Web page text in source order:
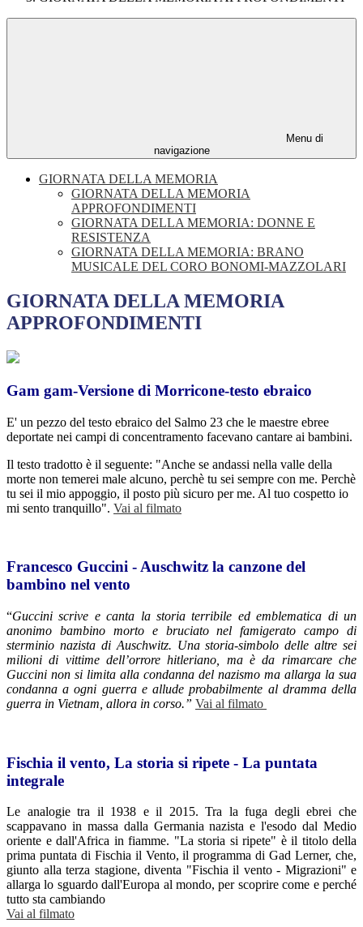
Menu di
navigazione
GIORNATA DELLA MEMORIA
GIORNATA DELLA MEMORIA
APPROFONDIMENTI
GIORNATA DELLA MEMORIA: DONNE E
RESISTENZA
GIORNATA DELLA MEMORIA: BRANO
MUSICALE DEL CORO BONOMI-MAZZOLARI
GIORNATA DELLA MEMORIA
APPROFONDIMENTI
Gam gam-Versione di Morricone-testo ebraico
E' un pezzo del testo ebraico del Salmo 23 che le maestre ebree
deportate nei campi di concentramento facevano cantare ai bambini.
Il testo tradotto è il seguente: "Anche se andassi nella valle della
morte non temerei male alcuno, perchè tu sei sempre con me. Perchè
tu sei il mio appoggio, il posto più sicuro per me. Al tuo cospetto io
mi sento tranquillo". Vai al filmato
Francesco Guccini - Auschwitz la canzone del
bambino nel vento
“Guccini scrive e canta la storia terribile ed emblematica di un
anonimo bambino morto e bruciato nel famigerato campo di
sterminio nazista di Auschwitz. Una storia-simbolo delle altre sei
milioni di vittime dell’orrore hitleriano, ma è da rimarcare che
Guccini non si limita alla condanna del nazismo ma allarga la sua
condanna a ogni guerra e allude probabilmente al dramma della
guerra in Vietnam, allora in corso.” Vai al filmato
Fischia il vento, La storia si ripete - La puntata
integrale
Le analogie tra il 1938 e il 2015. Tra la fuga degli ebrei che
scappavano in massa dalla Germania nazista e l'esodo dal Medio
oriente e dall'Africa in fiamme. "La storia si ripete" è il titolo della
prima puntata di Fischia il Vento, il programma di Gad Lerner, che,
giunto alla terza stagione, diventa "Fischia il vento - Migrazioni" e
allarga lo sguardo dall'Europa al mondo, per scoprire come e perché
tutto sta cambiando
Vai al filmato